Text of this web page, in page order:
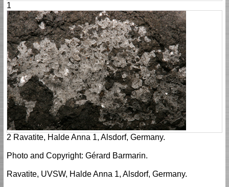
1
2 Ravatite, Halde Anna 1, Alsdorf, Germany.
Photo and Copyright: Gérard Barmarin.
Ravatite, UVSW, Halde Anna 1, Alsdorf, Germany.